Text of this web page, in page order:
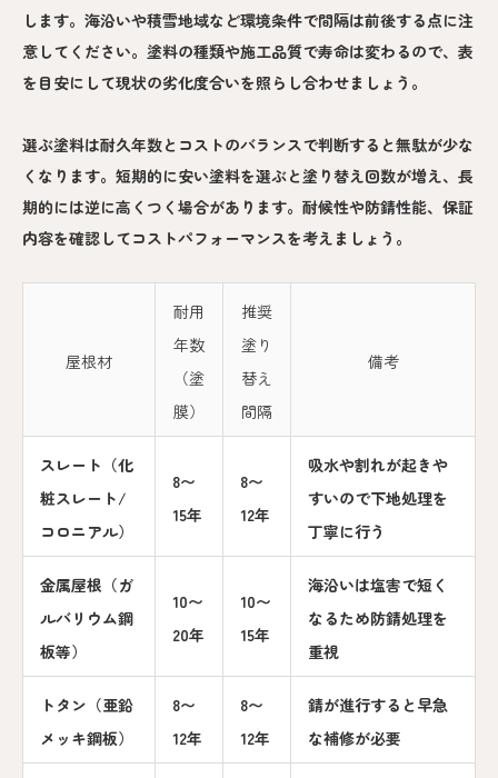
します。海沿いや積雪地域など環境条件で間隔は前後する点に注
意してください。塗料の種類や施工品質で寿命は変わるので、表
を目安にして現状の劣化度合いを照らし合わせましょう。
選ぶ塗料は耐久年数とコストのバランスで判断すると無駄が少な
くなります。短期的に安い塗料を選ぶと塗り替え回数が増え、長
期的には逆に高くつく場合があります。耐候性や防錆性能、保証
内容を確認してコストパフォーマンスを考えましょう。
屋根材
耐用
年数
（塗
膜）
推奨
塗り
替え
間隔
備考
スレート（化
粧スレート/
コロニアル）
8〜
15年
8〜
12年
吸水や割れが起きや
すいので下地処理を
丁寧に行う
金属屋根（ガ
ルバリウム鋼
板等）
10〜
20年
10〜
15年
海沿いは塩害で短く
なるため防錆処理を
重視
トタン（亜鉛
メッキ鋼板）
8〜
12年
8〜
12年
錆が進行すると早急
な補修が必要